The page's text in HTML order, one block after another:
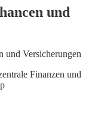
und
und Versicherungen
Finanzen und